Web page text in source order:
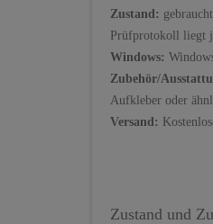
Zustand:
Prüfprotokoll liegt
Windows:
Zubehör/
Aufkleber oder
Versand:
Zustand und